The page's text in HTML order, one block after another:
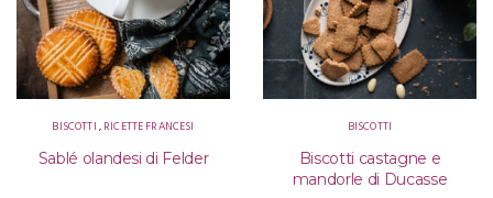
BISCOTTI,RICETTE FRANCESI
Sablé olandesi di Felder
BISCOTTI
Biscotti castagne e
mandorle di Ducasse